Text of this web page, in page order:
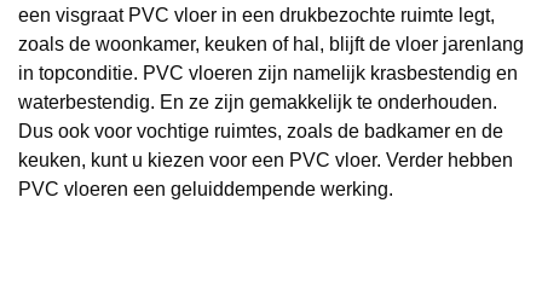
een visgraat PVC vloer in een drukbezochte ruimte legt,
zoals de woonkamer, keuken of hal, blijft de vloer jarenlang
in topconditie. PVC vloeren zijn namelijk krasbestendig en
waterbestendig. En ze zijn gemakkelijk te onderhouden.
Dus ook voor vochtige ruimtes, zoals de badkamer en de
keuken, kunt u kiezen voor een PVC vloer. Verder hebben
PVC vloeren een geluiddempende werking.